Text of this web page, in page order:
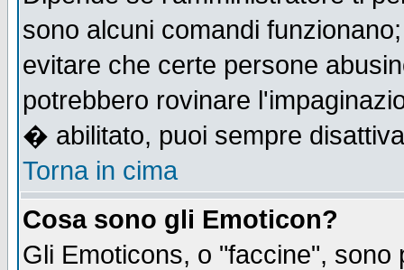
sono alcuni comandi
evitare che certe persone
potrebbero rovinare
� abilitato, puoi sempre
Torna in cima
Cosa sono gli Emoticon?
Gli Emoticons, o "faccine",